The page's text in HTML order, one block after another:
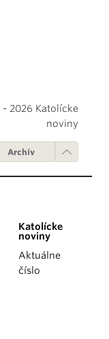
2026 Katolícke
noviny
Archív
Katolícke
noviny
Aktuálne
číslo